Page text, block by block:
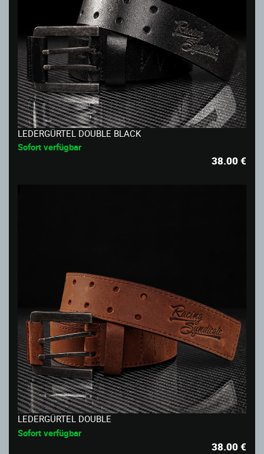
LEDERGÜRTEL DOUBLE BLACK
Sofort verfügbar
38.00€
LEDERGÜRTEL DOUBLE
Sofort verfügbar
38.00€